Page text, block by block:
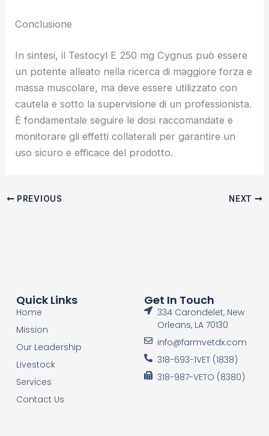
Conclusione
In sintesi, il Testocyl E 250 mg Cygnus può essere
un potente alleato nella ricerca di maggiore forza e
massa muscolare, ma deve essere utilizzato con
cautela e sotto la supervisione di un professionista.
È fondamentale seguire le dosi raccomandate e
monitorare gli effetti collaterali per garantire un
uso sicuro e efficace del prodotto.
PREVIOUS NEXT
Quick Links
Home
Mission
Our Leadership
Livestock
Services
Contact Us
Get In Touch
334 Carondelet, New
Orleans, LA 70130
info@farmvetdx.com
318-693-1VET (1838)
318-987-VETO (8380)